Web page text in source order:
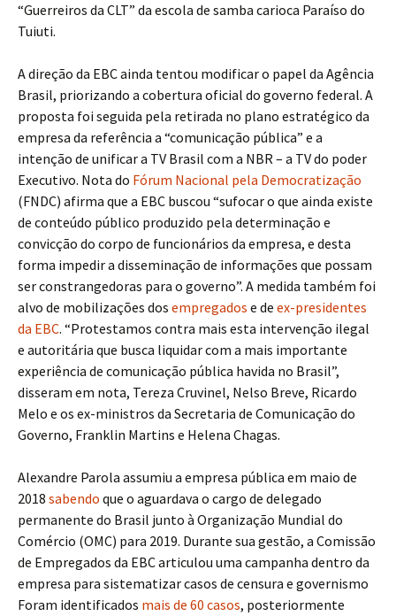
“Guerreiros da CLT” da escola de samba carioca Paraíso do
Tuiuti.
A direção da EBC ainda tentou modificar o papel da Agência
Brasil, priorizando a cobertura oficial do governo federal. A
proposta foi seguida pela retirada no plano estratégico da
empresa da referência a “comunicação pública” e a
intenção de unificar a TV Brasil com a NBR – a TV do poder
Executivo. Nota do Fórum Nacional pela Democratização
(FNDC) afirma que a EBC buscou “sufocar o que ainda existe
de conteúdo público produzido pela determinação e
convicção do corpo de funcionários da empresa, e desta
forma impedir a disseminação de informações que possam
ser constrangedoras para o governo”. A medida também foi
alvo de mobilizações dos empregados e de ex-presidentes
da EBC. “Protestamos contra mais esta intervenção ilegal
e autoritária que busca liquidar com a mais importante
experiência de comunicação pública havida no Brasil”,
disseram em nota, Tereza Cruvinel, Nelso Breve, Ricardo
Melo e os ex-ministros da Secretaria de Comunicação do
Governo, Franklin Martins e Helena Chagas.
Alexandre Parola assumiu a empresa pública em maio de
2018 sabendo que o aguardava o cargo de delegado
permanente do Brasil junto à Organização Mundial do
Comércio (OMC) para 2019. Durante sua gestão, a Comissão
de Empregados da EBC articulou uma campanha dentro da
empresa para sistematizar casos de censura e governismo
Foram identificados mais de 60 casos, posteriormente